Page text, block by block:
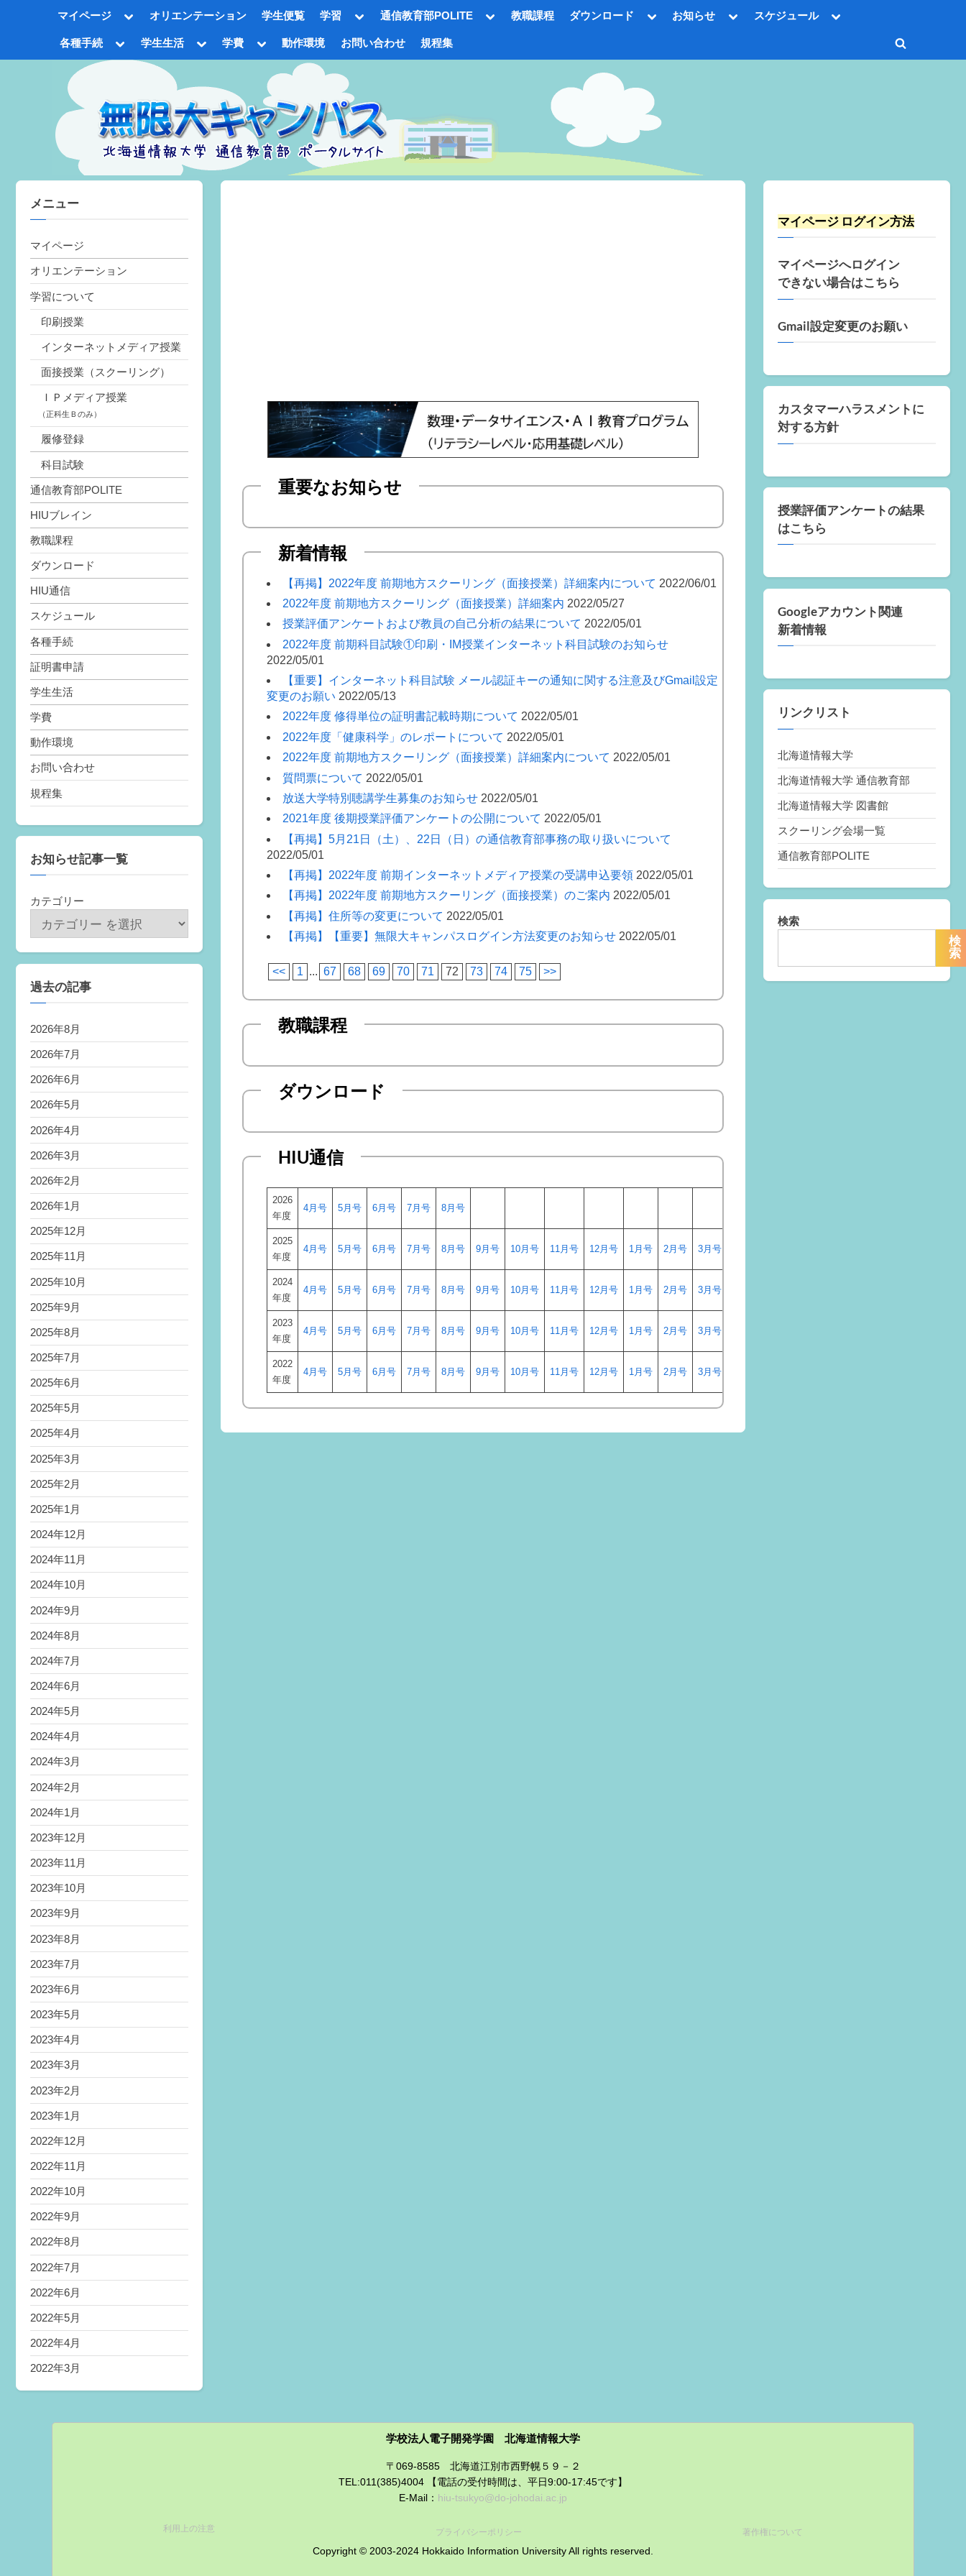
マイページ
Toggle
menu
オリエンテーション 学生便覧 学習
Toggle
menu
menu
通信教育部POLITE
Toggle教職課程 ダウンロード
Toggle
Toggle
お知らせ
Toggle
menu
スケジュール
Toggle
各種手続
Toggle
menu
学生生活
Toggle
sub-
menu
学費
Toggle動作環境 お問い合わせ 規程集
Toggle
重要なお知らせ
新着情報
【再掲】2022年度 前期地方スクーリング（面接授業）詳細案内について 2022/06/01
2022年度 前期地方スクーリング（面接授業）詳細案内 2022/05/27
授業評価アンケートおよび教員の自己分析の結果について 2022/05/01
2022年度 前期科目試験①印刷・IM授業インターネット科目試験のお知らせ
2022/05/01
【重要】インターネット科目試験 メール認証キーの通知に関する注意及びGmail設定
変更のお願い 2022/05/13
2022年度 修得単位の証明書記載時期について 2022/05/01
2022年度「健康科学」のレポートについて 2022/05/01
2022年度 前期地方スクーリング（面接授業）詳細案内について 2022/05/01
質問票について 2022/05/01
放送大学特別聴講学生募集のお知らせ 2022/05/01
2021年度 後期授業評価アンケートの公開について 2022/05/01
【再掲】5月21日（土）、22日（日）の通信教育部事務の取り扱いについて
2022/05/01
【再掲】2022年度 前期インターネットメディア授業の受講申込要領 2022/05/01
【再掲】2022年度 前期地方スクーリング（面接授業）のご案内 2022/05/01
【再掲】住所等の変更について 2022/05/01
【再掲】【重要】無限大キャンパスログイン方法変更のお知らせ 2022/05/01
<< 1 ... 67 68 69 70 71 72 73 74 75 >>
教職課程
ダウンロード
HIU通信
2026
年度
4月号 5月号 6月号 7月号 8月号
2025
年度
4月号 5月号 6月号 7月号 8月号 9月号 10月号 11月号 12月号 1月号 2月号 3月号
2024
年度
4月号 5月号 6月号 7月号 8月号 9月号 10月号 11月号 12月号 1月号 2月号 3月号
2023
年度
4月号 5月号 6月号 7月号 8月号 9月号 10月号 11月号 12月号 1月号 2月号 3月号
2022
年度
4月号 5月号 6月号 7月号 8月号 9月号 10月号 11月号 12月号 1月号 2月号 3月号
メニュー
マイページ
オリエンテーション
学習について
印刷授業
インターネットメディア授業
面接授業（スクーリング）
ＩＰメディア授業
（正科生Ｂのみ）
履修登録
科目試験
通信教育部POLITE
HIUブレイン
教職課程
ダウンロード
HIU通信
スケジュール
各種手続
証明書申請
学生生活
学費
動作環境
お問い合わせ
規程集
お知らせ記事一覧
カテゴリー
過去の記事
2026年8月
2026年7月
2026年6月
2026年5月
2026年4月
2026年3月
2026年2月
2026年1月
2025年12月
2025年11月
2025年10月
2025年9月
2025年8月
2025年7月
2025年6月
2025年5月
2025年4月
2025年3月
2025年2月
2025年1月
2024年12月
2024年11月
2024年10月
2024年9月
2024年8月
2024年7月
2024年6月
2024年5月
2024年4月
2024年3月
2024年2月
2024年1月
2023年12月
2023年11月
2023年10月
2023年9月
2023年8月
2023年7月
2023年6月
2023年5月
2023年4月
2023年3月
2023年2月
2023年1月
2022年12月
2022年11月
2022年10月
2022年9月
2022年8月
2022年7月
2022年6月
2022年5月
2022年4月
2022年3月
マイページ ログイン方法
マイページへログイン
できない場合はこちら
Gmail設定変更のお願い
カスタマーハラスメントに
対する方針
授業評価アンケートの結果
はこちら
Googleアカウント関連
新着情報
リンクリスト
北海道情報大学
北海道情報大学 通信教育部
北海道情報大学 図書館
スクーリング会場一覧
通信教育部POLITE
検索
検
索
学校法人電子開発学園 北海道情報大学
〒069-8585 北海道江別市西野幌５９－２
TEL:011(385)4004 【電話の受付時間は、平日9:00-17:45です】
E-Mail： hiu-tsukyo@do-johodai.ac.jp
利用上の注意 プライバシーポリシー 著作権について
Copyright © 2003-2024 Hokkaido Information University All rights reserved.